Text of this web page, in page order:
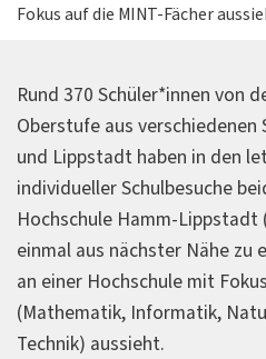
Fokus auf die MINT-Fächer
Rund 370 Schüler*innen von
Oberstufe aus verschiedenen
und Lippstadt haben in den
individueller Schulbesuche
Hochschule Hamm-Lippstadt
einmal aus nächster Nähe zu
an einer Hochschule mit
(Mathematik, Informatik,
Technik) aussieht.